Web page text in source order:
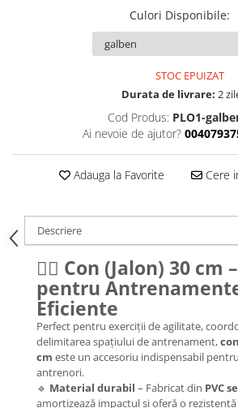
Culori Disponibile:
STOC EPUIZAT
Durata de livrare: 2
Cod Produs: PLO1-
Ai nevoie de ajutor?
Adauga la Favorite Cere
Descriere
🏃‍♂️ Con (Jalon) 30 cm
pentru
Eficiente
Perfect pentru exerciții de agilitate,
delimitarea spațiului de antrenament,
cm este un accesoriu indispensabil
antrenori.
🔹 Material durabil – Fabricat din PVC
amortizează impactul și oferă o